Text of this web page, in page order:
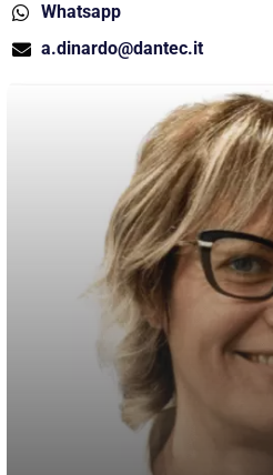
Whatsapp
a.dinardo@dantec.it